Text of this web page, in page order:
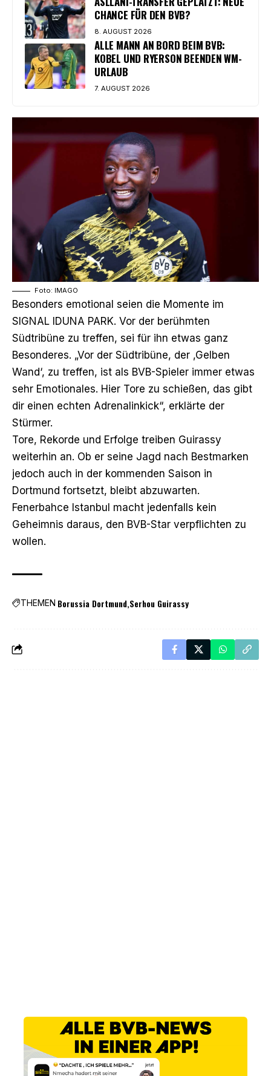
CHANCE FÜR DEN BVB?
8. AUGUST 2026
ALLE MANN AN BORD BEIM BVB:
KOBEL UND RYERSON BEENDEN WM-
URLAUB
7. AUGUST 2026
Foto: IMAGO
Besonders emotional seien die Momente im
SIGNAL IDUNA PARK. Vor der berühmten
Südtribüne zu treffen, sei für ihn etwas ganz
Besonderes. „Vor der Südtribüne, der ‚Gelben
Wand‘, zu treffen, ist als BVB-Spieler immer etwas
sehr Emotionales. Hier Tore zu schießen, das gibt
dir einen echten Adrenalinkick“, erklärte der
Stürmer.
Tore, Rekorde und Erfolge treiben Guirassy
weiterhin an. Ob er seine Jagd nach Bestmarken
jedoch auch in der kommenden Saison in
Dortmund fortsetzt, bleibt abzuwarten.
Fenerbahce Istanbul macht jedenfalls kein
Geheimnis daraus, den BVB-Star verpflichten zu
wollen.
THEMEN Borussia Dortmund Serhou Guirassy